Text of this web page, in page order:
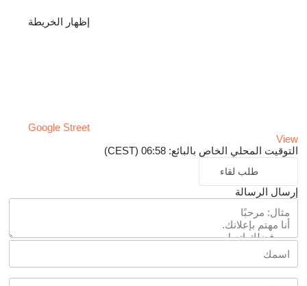
إظهار الخريطة
Google Street
View
التوقيت المحلي الخاص بالبائع: 06:58 (CEST)
طلب لقاء
إرسال الرسالة